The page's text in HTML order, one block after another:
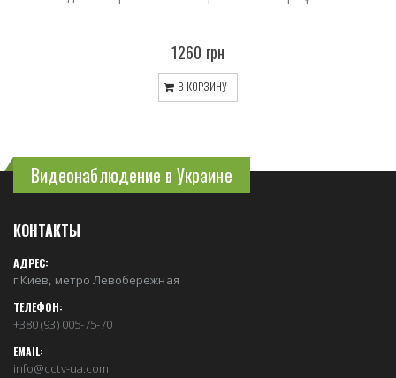
1260 грн
В КОРЗИНУ
Видеонаблюдение в Украине
КОНТАКТЫ
АДРЕС:
г.Киев, метро Левобережная
ТЕЛЕФОН:
+380 (93) 005-75-70
EMAIL:
info@cctv-ua.com